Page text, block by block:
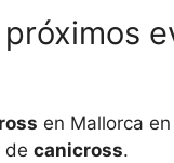
en Mallorca
de canicross.